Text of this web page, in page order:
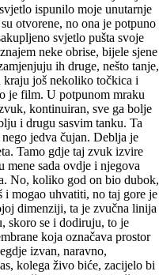
ispunilo moje unutarnje
otvorene, no ona je potpuno
svjetlo pušta svoje
neke obrise, bijele sjene
ih druge, nešto tanje,
kraju još nekoliko točkica i
je film. U potpunom mraku
kontinuiran, sve ga bolje
i drugu sasvim tanku. Ta
jedva čujan. Deblja je
Tamo gdje taj zvuk izvire
sada ovdje i njegova
No, koliko god on bio dubok,
mogao uhvatiti, no taj gore je
dimenziji, ta je zvučna linija
skoro se i dodiruju, to je
koja označava prostor
izvan, naravno,
kolega živo biće, zacijelo bi